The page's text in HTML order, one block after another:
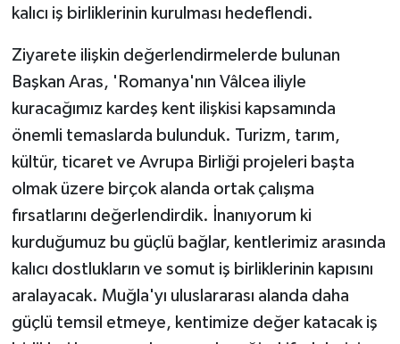
kalıcı iş birliklerinin kurulması hedeflendi.
Ziyarete ilişkin değerlendirmelerde bulunan
Başkan Aras, 'Romanya'nın Vâlcea iliyle
kuracağımız kardeş kent ilişkisi kapsamında
önemli temaslarda bulunduk. Turizm, tarım,
kültür, ticaret ve Avrupa Birliği projeleri başta
olmak üzere birçok alanda ortak çalışma
fırsatlarını değerlendirdik. İnanıyorum ki
kurduğumuz bu güçlü bağlar, kentlerimiz arasında
kalıcı dostlukların ve somut iş birliklerinin kapısını
aralayacak. Muğla'yı uluslararası alanda daha
güçlü temsil etmeye, kentimize değer katacak iş
Sağlık
SİYASET
SPOR HABERLERİ
TEKNOLOJİ
Turizm
ÜLKE GÜNDEMİ
YEREL